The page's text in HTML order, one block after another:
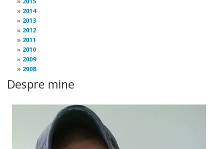
2014
2013
2012
2011
2010
2009
2008
Despre mine